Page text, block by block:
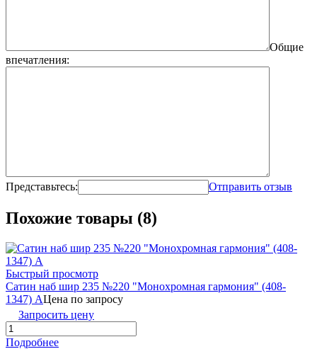
Общие
впечатления:
Представьтесь: Отправить отзыв
Похожие товары (8)
Быстрый просмотр
Сатин наб шир 235 №220 "Монохромная гармония" (408-
1347) АЦена по запросу
Запросить цену
Подробнее